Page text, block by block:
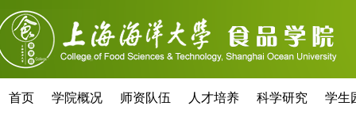
首页 学院概况 师资队伍 人才培养 科学研究 学生